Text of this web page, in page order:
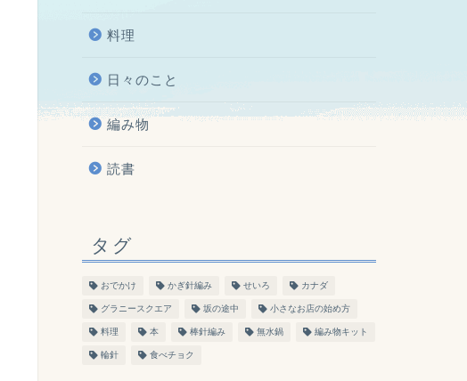
料理
日々のこと
編み物
読書
タグ
おでかけ かぎ針編み せいろ カナダ
グラニースクエア 坂の途中 小さなお店の始め方
料理 本 棒針編み 無水鍋 編み物キット
輪針 食べチョク